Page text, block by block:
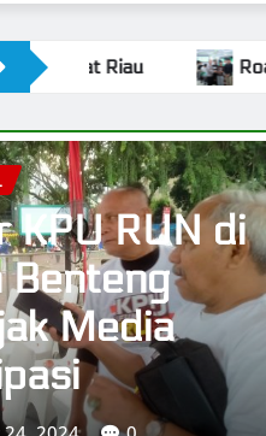
Polresta Pekanbaru
24, 2024 0